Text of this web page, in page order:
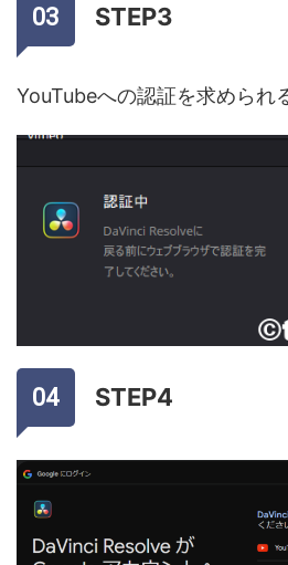
STEP3
YouTubeへの認証を求められ
STEP4